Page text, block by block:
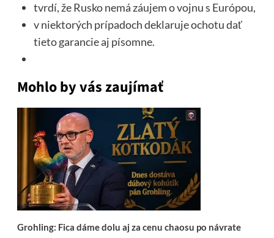
tvrdí, že Rusko nemá záujem o vojnu s Európou,
v niektorých prípadoch deklaruje ochotu dať
tieto garancie aj písomne.
Mohlo by vás zaujímať
Grohling: Fica dáme dolu aj za cenu chaosu po návrate